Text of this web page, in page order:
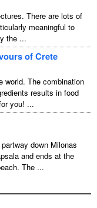
There are lots of
meaningful to
the ...
of Crete
world. The combination
results in food
you! ...
down Milonas
and ends at the
The ...